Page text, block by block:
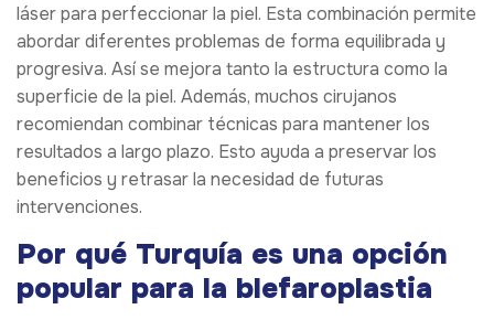
láser para perfeccionar la piel. Esta combinación permite
abordar diferentes problemas de forma equilibrada y
progresiva. Así se mejora tanto la estructura como la
superficie de la piel. Además, muchos cirujanos
recomiendan combinar técnicas para mantener los
resultados a largo plazo. Esto ayuda a preservar los
beneficios y retrasar la necesidad de futuras
intervenciones.
Por qué Turquía es una opción
popular para la blefaroplastia